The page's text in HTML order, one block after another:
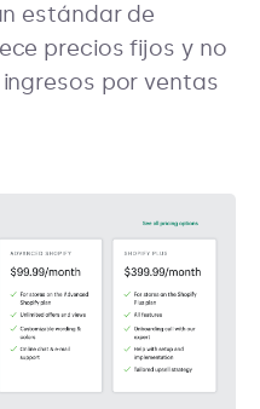
estándar de
precios fijos y no
por ventas